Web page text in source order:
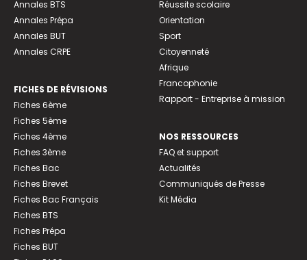
Annales BTS
Annales Prépa
Annales BUT
Annales CRPE
FICHES DE RÉVISIONS
Fiches 6ème
Fiches 5ème
Fiches 4ème
Fiches 3ème
Fiches Bac
Fiches Brevet
Fiches Bac Français
Fiches BTS
Fiches Prépa
Fiches BUT
Réussite scolaire
Orientation
Sport
Citoyenneté
Afrique
Francophonie
Rapport - Entreprise à mission
NOS RESSOURCES
FAQ et support
Actualités
Communiqués de Presse
Kit Média